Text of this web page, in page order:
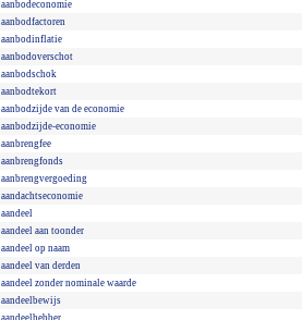
aanbodeconomie
aanbodfactoren
aanbodinflatie
aanbodoverschot
aanbodschok
aanbodtekort
aanbodzijde van de economie
aanbodzijde-economie
aanbrengfee
aanbrengfonds
aanbrengvergoeding
aandachtseconomie
aandeel
aandeel aan toonder
aandeel op naam
aandeel van derden
aandeel zonder nominale waarde
aandeelbewijs
aandeelhebber